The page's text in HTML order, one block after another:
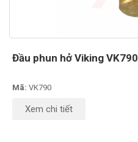
Đầu phun hở Viking VK790
Mã: VK790
Xem chi tiết